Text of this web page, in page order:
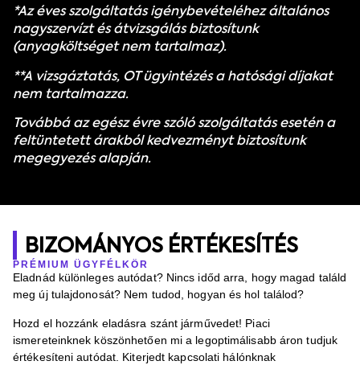
*Az éves szolgáltatás igénybevételéhez általános
nagyszervízt és átvizsgálás biztosítunk
(anyagköltséget nem tartalmaz).
**A vizsgáztatás, OT ügyintézés a hatósági díjakat
nem tartalmazza.
Továbbá az egész évre szóló szolgáltatás esetén a
feltüntetett árakból kedvezményt biztosítunk
megegyezés alapján.
BIZOMÁNYOS ÉRTÉKESÍTÉS
PRÉMIUM ÜGYFÉLKÖR
Eladnád különleges autódat? Nincs időd arra, hogy magad találd
meg új tulajdonosát? Nem tudod, hogyan és hol találod?
Hozd el hozzánk eladásra szánt járművedet! Piaci
ismereteinknek köszönhetően mi a legoptimálisabb áron tudjuk
értékesíteni autódat. Kiterjedt kapcsolati hálónknak